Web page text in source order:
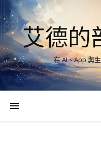
艾德的
在 AI、App 與